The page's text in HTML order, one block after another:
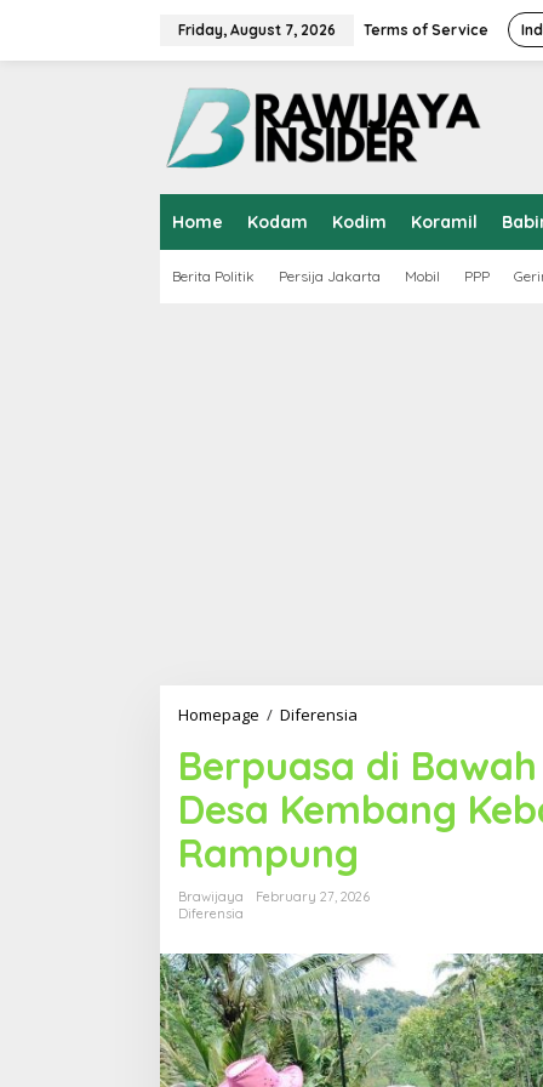
Friday, August 7, 2026 Terms of Service
Home Kodam Kodim Koramil
Berita Politik Persija Jakarta Mobil PPP
Homepage / Diferensia
u
a
d
a
w
a
h
T
e
Berpuasa di
Desa Kembang
Rampung
Brawijaya
February 27, 2026
Diferensia